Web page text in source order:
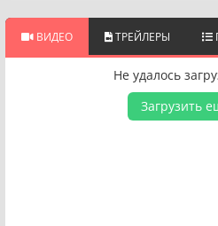
ВИДЕО ТРЕЙЛЕРЫ
Не удалось
Загрузить